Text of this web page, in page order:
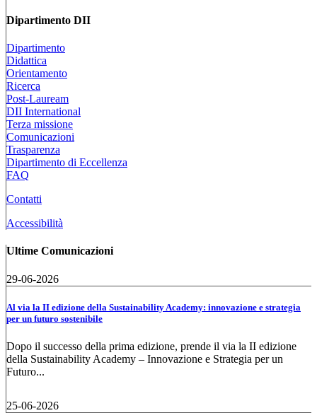
Dipartimento DII
Dipartimento
Didattica
Orientamento
Ricerca
Post-Lauream
DII International
Terza missione
Comunicazioni
Trasparenza
Dipartimento di Eccellenza
FAQ
Contatti
Accessibilità
Ultime Comunicazioni
29-06-2026
Al via la II edizione della Sustainability Academy: innovazione e strategia
per un futuro sostenibile
Dopo il successo della prima edizione, prende il via la II edizione
della Sustainability Academy – Innovazione e Strategia per un
Futuro...
25-06-2026